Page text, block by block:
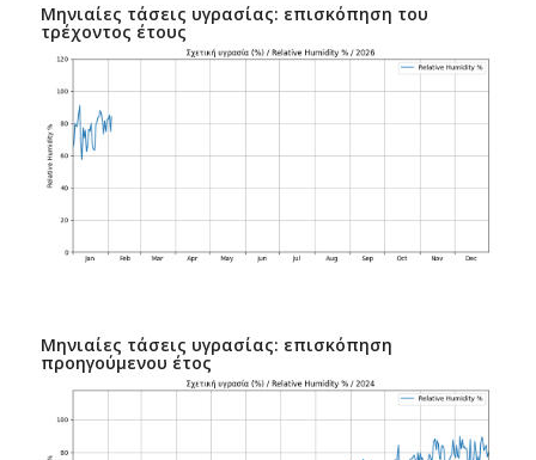
Μηνιαίες τάσεις υγρασίας: επισκόπηση του
τρέχοντος έτους
Μηνιαίες τάσεις υγρασίας: επισκόπηση
προηγούμενου έτος